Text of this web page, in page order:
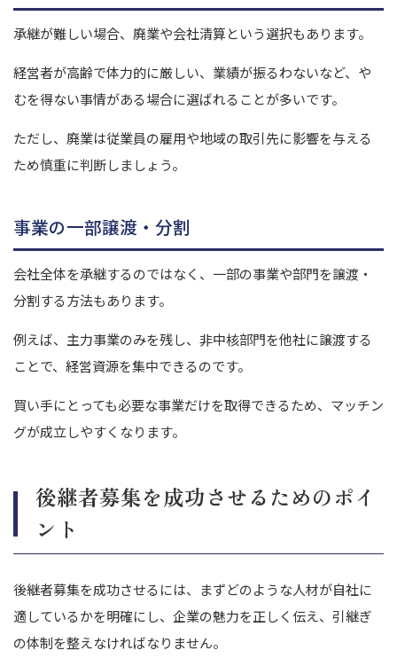
承継が難しい場合、廃業や会社清算という選択もあります。
経営者が高齢で体力的に厳しい、業績が振るわないなど、や
むを得ない事情がある場合に選ばれることが多いです。
ただし、廃業は従業員の雇用や地域の取引先に影響を与える
ため慎重に判断しましょう。
事業の一部譲渡・分割
会社全体を承継するのではなく、一部の事業や部門を譲渡・
分割する方法もあります。
例えば、主力事業のみを残し、非中核部門を他社に譲渡する
ことで、経営資源を集中できるのです。
買い手にとっても必要な事業だけを取得できるため、マッチン
グが成立しやすくなります。
後継者募集を成功させるためのポイ
ント
後継者募集を成功させるには、まずどのような人材が自社に
適しているかを明確にし、企業の魅力を正しく伝え、引継ぎ
の体制を整えなければなりません。